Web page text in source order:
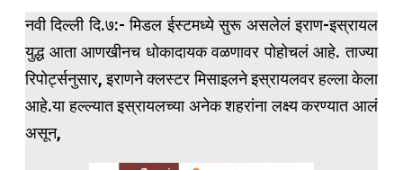
नवी दिल्ली दि.७:- मिडल ईस्टमध्ये सुरू असलेलं इराण-इस्रायल
युद्ध आता आणखीनच धोकादायक वळणावर पोहोचलं आहे. ताज्या
रिपोर्ट्सनुसार, इराणने क्लस्टर मिसाइलने इस्रायलवर हल्ला केला
आहे.या हल्ल्यात इस्रायलच्या अनेक शहरांना लक्ष्य करण्यात आलं
असून,